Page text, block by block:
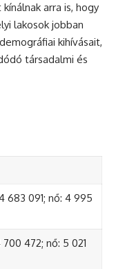
arra is, hogy
lakosok jobban
kihívásait,
társadalmi és
683 091; nő: 4 995
472; nő: 5 021